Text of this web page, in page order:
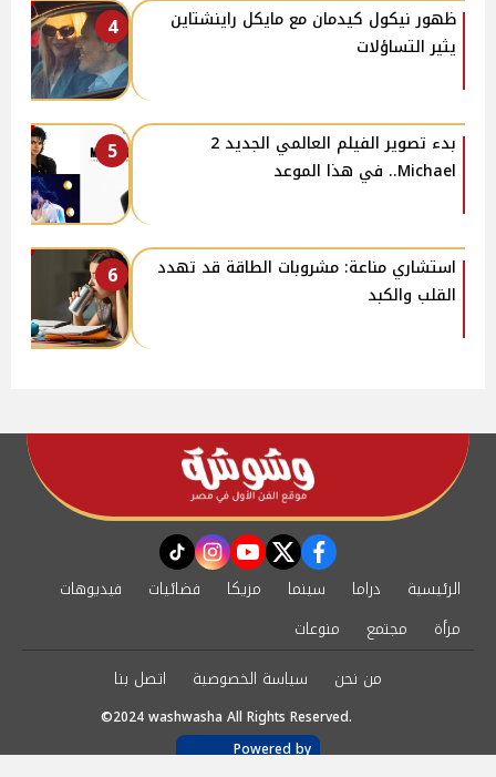
4
ظهور نيكول كيدمان مع مايكل راينشتاين
يثير التساؤلات
5
بدء تصوير الفيلم العالمي الجديد 2
Michael.. في هذا الموعد
6
استشاري مناعة: مشروبات الطاقة قد تهدد
القلب والكبد
facebook
twitter
youtube
instagram
tiktok
الرئيسية دراما سينما مزيكا فضائيات
فيديوهات
مرأة
مجتمع
منوعات
من نحن
سياسة الخصوصية اتصل بنا
©2024 washwasha All Rights Reserved.
Powered by